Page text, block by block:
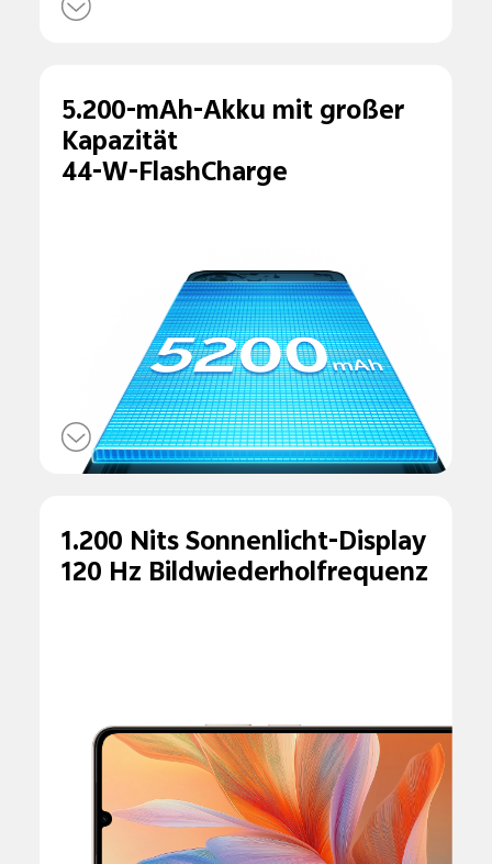
1.200 Nits Sonnenlicht-Display
120 Hz Bildwiederholfrequenz
5.200-mAh-Akku mit großer
Kapazität
44-W-FlashCharge